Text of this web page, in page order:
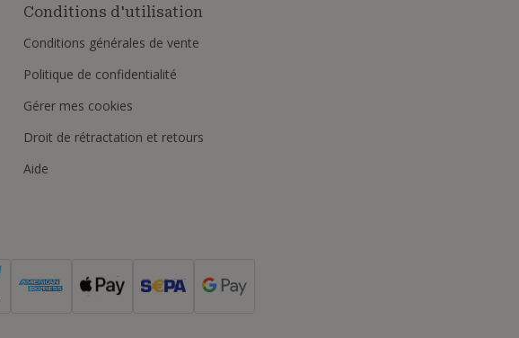
Conditions d'utilisation
Conditions générales de vente
Politique de confidentialité
Gérer mes cookies
Droit de rétractation et retours
Aide